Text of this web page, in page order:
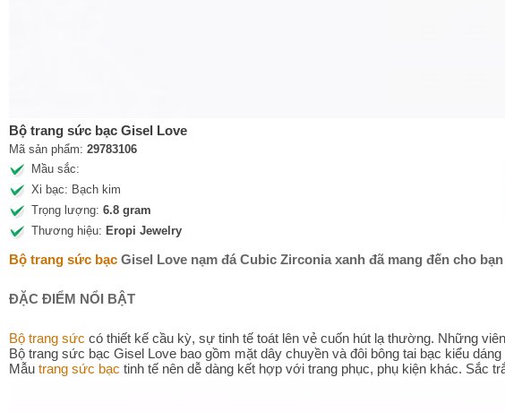
Bộ trang sức bạc Gisel Love
Mã sản phẩm: 29783106
Mầu sắc:
Xi bạc: Bạch kim
Trọng lượng: 6.8 gram
Thương hiệu: Eropi Jewelry
Bộ trang sức bạc Gisel Love nạm đá Cubic Zirconia xanh đã mang đến cho
ĐẶC ĐIỂM NỔI BẬT
Bộ trang sức có thiết kế cầu kỳ, sự tinh tế toát lên vẻ cuốn hút lạ thường. Những
Bộ trang sức bạc Gisel Love bao gồm mặt dây chuyền và đôi bông tai bạc kiểu dáng
Mẫu trang sức bạc tinh tế nên dễ dàng kết hợp với trang phục, phụ kiện khác. Sắc